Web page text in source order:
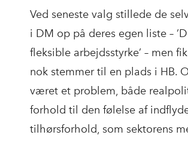
Ved seneste valg stillede de
i DM op på deres egen liste –
fleksible arbejdsstyrke’ – men
nok stemmer til en plads i HB.
været et problem, både
forhold til den følelse af
tilhørsforhold, som sektorens